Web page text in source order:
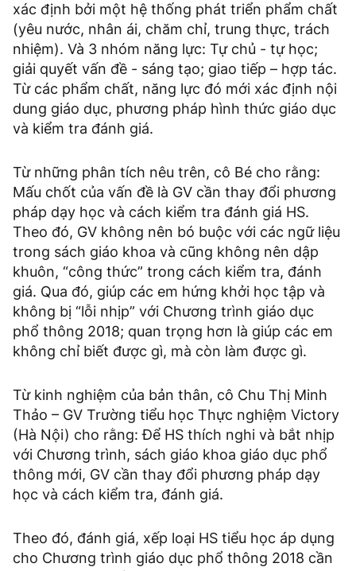
xác định bởi một hệ thống phát triển phẩm chất
(yêu nước, nhân ái, chăm chỉ, trung thực, trách
nhiệm). Và 3 nhóm năng lực: Tự chủ - tự học;
giải quyết vấn đề - sáng tạo; giao tiếp – hợp tác.
Từ các phẩm chất, năng lực đó mới xác định nội
dung giáo dục, phương pháp hình thức giáo dục
và kiểm tra đánh giá.
Từ những phân tích nêu trên, cô Bé cho rằng:
Mấu chốt của vấn đề là GV cần thay đổi phương
pháp dạy học và cách kiểm tra đánh giá HS.
Theo đó, GV không nên bó buộc với các ngữ liệu
trong sách giáo khoa và cũng không nên dập
khuôn, “công thức” trong cách kiểm tra, đánh
giá. Qua đó, giúp các em hứng khởi học tập và
không bị “lỗi nhịp” với Chương trình giáo dục
phổ thông 2018; quan trọng hơn là giúp các em
không chỉ biết được gì, mà còn làm được gì.
Từ kinh nghiệm của bản thân, cô Chu Thị Minh
Thảo – GV Trường tiểu học Thực nghiệm Victory
(Hà Nội) cho rằng: Để HS thích nghi và bắt nhịp
với Chương trình, sách giáo khoa giáo dục phổ
thông mới, GV cần thay đổi phương pháp dạy
học và cách kiểm tra, đánh giá.
Theo đó, đánh giá, xếp loại HS tiểu học áp dụng
cho Chương trình giáo dục phổ thông 2018 cần